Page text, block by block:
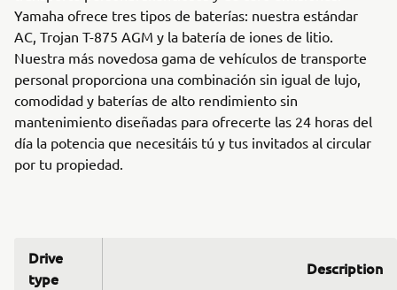
Yamaha ofrece tres tipos de baterías: nuestra estándar
AC, Trojan T-875 AGM y la batería de iones de litio.
Nuestra más novedosa gama de vehículos de transporte
personal proporciona una combinación sin igual de lujo,
comodidad y baterías de alto rendimiento sin
mantenimiento diseñadas para ofrecerte las 24 horas del
día la potencia que necesitáis tú y tus invitados al circular
por tu propiedad.
Drive
type
Description